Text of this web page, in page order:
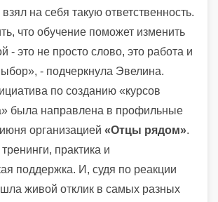
на себя такую ответственность.
что обучение поможет изменить
- это не просто слово, это работа и
- подчеркнула Эвелина.
по созданию «курсов
была направлена в профильные
организацией «Отцы рядом».
практика и
поддержка. И, судя по реакции
живой отклик в самых разных